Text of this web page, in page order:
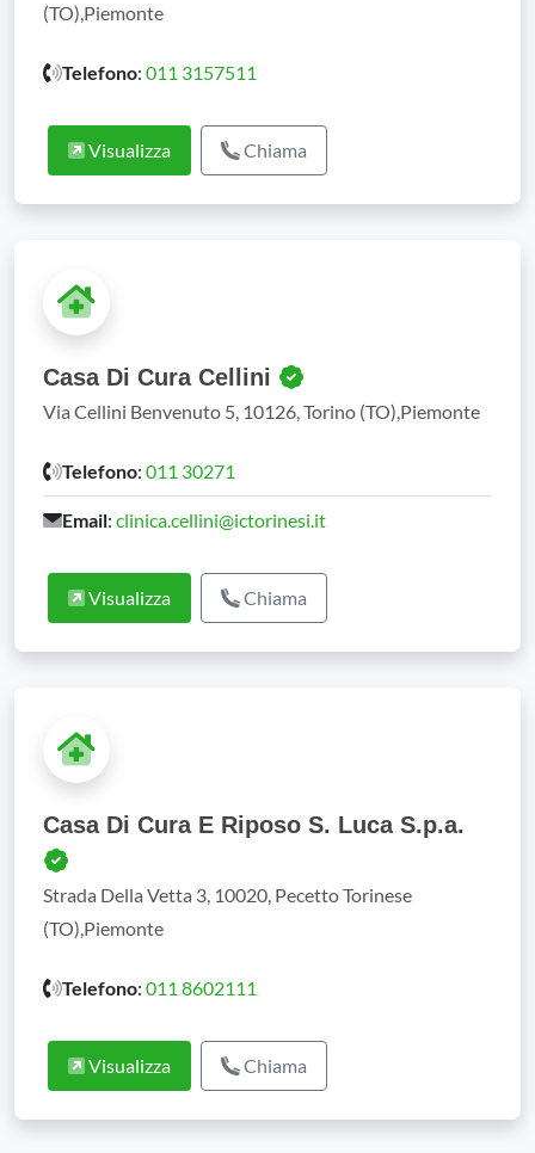
(TO),Piemonte
Telefono: 011 3157511
Visualizza Chiama
Casa Di Cura Cellini
Via Cellini Benvenuto 5, 10126, Torino (TO),Piemonte
Telefono: 011 30271
Email: clinica.cellini@ictorinesi.it
Visualizza Chiama
Casa Di Cura E Riposo S. Luca S.p.a.
Strada Della Vetta 3, 10020, Pecetto Torinese
(TO),Piemonte
Telefono: 011 8602111
Visualizza Chiama